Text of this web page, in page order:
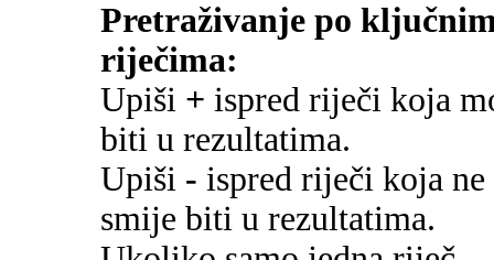
Pretraživanje po
riječima:
Upiši + ispred riječi koja
biti u rezultatima.
Upiši - ispred riječi koja ne
smije biti u rezultatima.